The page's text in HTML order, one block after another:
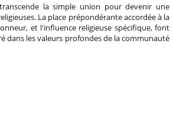
la simple union pour devenir une
La place prépondérante accordée à la
et l'influence religieuse spécifique, font
dans les valeurs profondes de la communauté